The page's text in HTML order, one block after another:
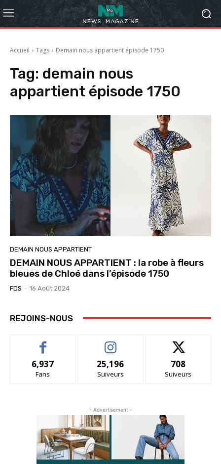
Accueil Tags Demain nous appartient épisode 1750
Tag: demain nous
appartient épisode 1750
DEMAIN NOUS APPARTIENT
DEMAIN NOUS APPARTIENT : la robe à fleurs
bleues de Chloé dans l’épisode 1750
FDS - 16 Août 2024
REJOINS-NOUS
6,937
Fans
25,196
Suiveurs
708
Suiveurs
- Advertisement -